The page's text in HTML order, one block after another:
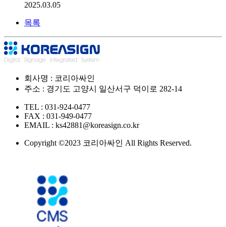
2025.03.05
목록
회사명 : 코리아싸인
주소 : 경기도 고양시 일산서구 덕이로 282-14
TEL : 031-924-0477
FAX : 031-949-0477
EMAIL : ks42881@koreasign.co.kr
Copyright ©2023 코리아싸인 All Rights Reserved.